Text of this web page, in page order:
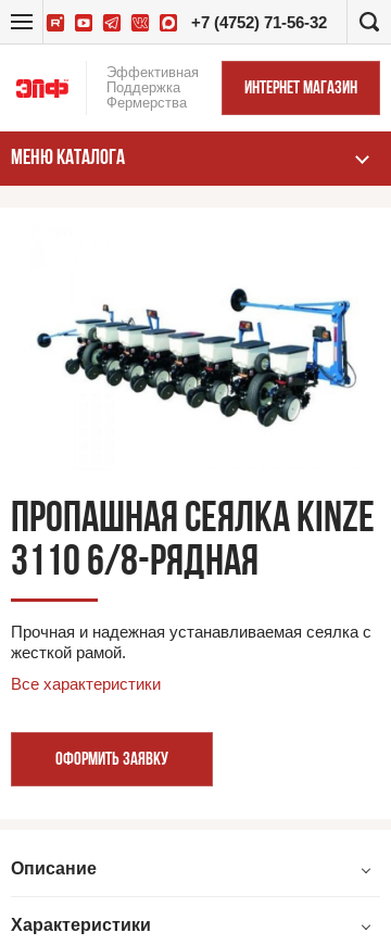
+7 (4752) 71-56-32
Эффективная
Поддержка
Фермерства
ИНТЕРНЕТ МАГАЗИН
МЕНЮ КАТАЛОГА
ПРОПАШНАЯ СЕЯЛКА KINZE
3110 6/8-РЯДНАЯ
Прочная и надежная устанавливаемая сеялка с
жесткой рамой.
Все характеристики
ОФОРМИТЬ ЗАЯВКУ
Описание
Характеристики